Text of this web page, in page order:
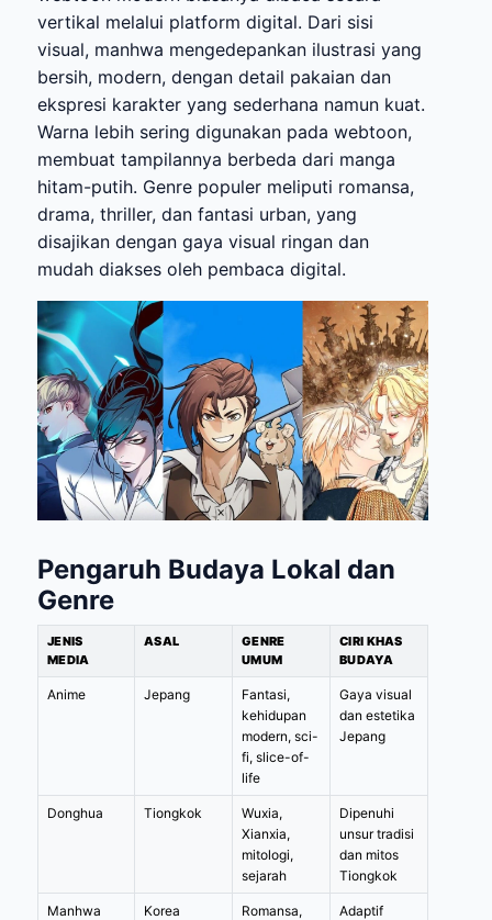
vertikal melalui platform digital. Dari sisi
visual, manhwa mengedepankan ilustrasi yang
bersih, modern, dengan detail pakaian dan
ekspresi karakter yang sederhana namun kuat.
Warna lebih sering digunakan pada webtoon,
membuat tampilannya berbeda dari manga
hitam-putih. Genre populer meliputi romansa,
drama, thriller, dan fantasi urban, yang
disajikan dengan gaya visual ringan dan
mudah diakses oleh pembaca digital.
Pengaruh Budaya Lokal dan
Genre
JENIS
MEDIA
ASAL
GENRE
UMUM
CIRI KHAS
BUDAYA
Anime Jepang
Fantasi,
kehidupan
modern, sci-
fi, slice-of-
life
Gaya visual
dan estetika
Jepang
Donghua Tiongkok
Wuxia,
Xianxia,
mitologi,
sejarah
Dipenuhi
unsur tradisi
dan mitos
Tiongkok
Manhwa Korea
Romansa,
Adaptif